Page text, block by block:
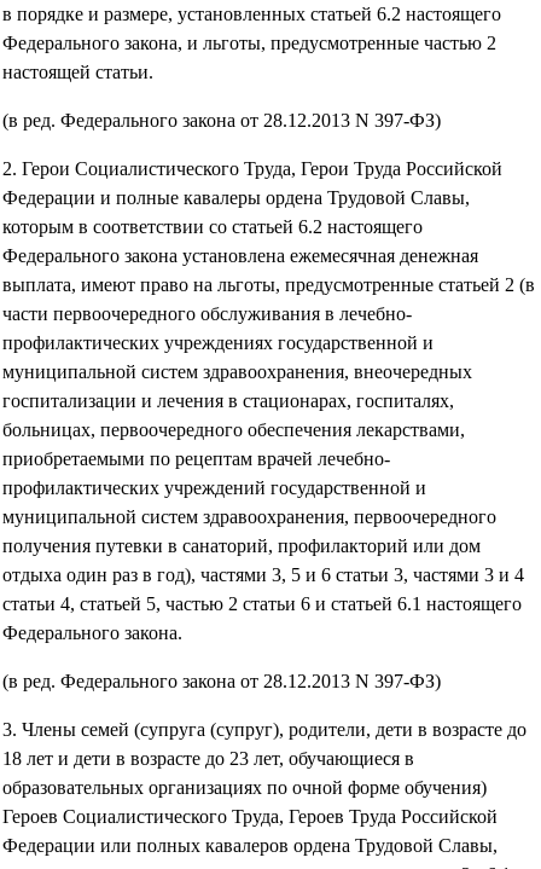
в порядке и размере, установленных статьей 6.2 настоящего
Федерального закона, и льготы, предусмотренные частью 2
настоящей статьи.
(в ред. Федерального закона от 28.12.2013 N 397-ФЗ)
2. Герои Социалистического Труда, Герои Труда Российской
Федерации и полные кавалеры ордена Трудовой Славы,
которым в соответствии со статьей 6.2 настоящего
Федерального закона установлена ежемесячная денежная
выплата, имеют право на льготы, предусмотренные статьей 2 (в
части первоочередного обслуживания в лечебно-
профилактических учреждениях государственной и
муниципальной систем здравоохранения, внеочередных
госпитализации и лечения в стационарах, госпиталях,
больницах, первоочередного обеспечения лекарствами,
приобретаемыми по рецептам врачей лечебно-
профилактических учреждений государственной и
муниципальной систем здравоохранения, первоочередного
получения путевки в санаторий, профилакторий или дом
отдыха один раз в год), частями 3, 5 и 6 статьи 3, частями 3 и 4
статьи 4, статьей 5, частью 2 статьи 6 и статьей 6.1 настоящего
Федерального закона.
(в ред. Федерального закона от 28.12.2013 N 397-ФЗ)
3. Члены семей (супруга (супруг), родители, дети в возрасте до
18 лет и дети в возрасте до 23 лет, обучающиеся в
образовательных организациях по очной форме обучения)
Героев Социалистического Труда, Героев Труда Российской
Федерации или полных кавалеров ордена Трудовой Славы,